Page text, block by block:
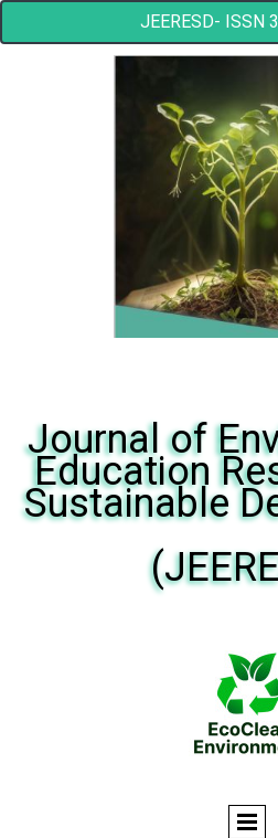
JEERESD- ISSN
Journal of
Education
Sustainable